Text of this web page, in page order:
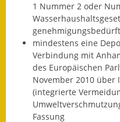
1 Nummer 2 oder
mindestens eine
Verbindung mit
des Europäischen
November 2010 über
(integrierte
Fassung